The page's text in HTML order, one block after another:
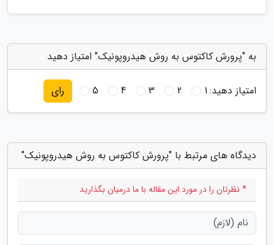
به "پرورش کاکتوس به روش هیدروپونیک" امتیاز دهید
امتیاز دهید:1
2
3
4
5 رای
دیدگاه های مرتبط با "پرورش کاکتوس به روش هیدروپونیک"
* نظرتان را در مورد این مقاله با ما درمیان بگذارید